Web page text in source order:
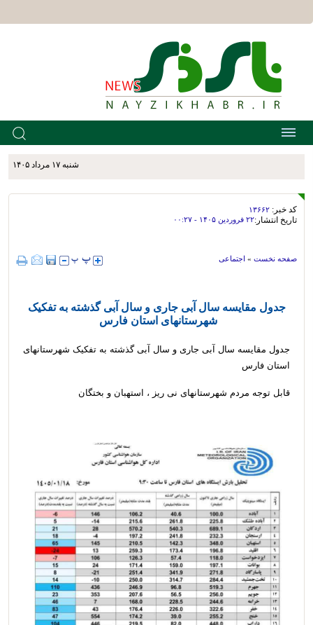
شنبه ۱۷ مرداد ۱۴۰۵
کد خبر: ۱۳۶۶۲
تاریخ انتشار:۲۲ فروردين ۱۴۰۵ - ۰۰:۲۷
صفحه نخست » اجتماعی
جدول مقایسه سال آبی جاری و سال آبی گذشته به تفکیک
شهرستانهای استان فارس
جدول مقایسه سال آبی جاری و سال آبی گذشته به تفکیک شهرستانهای
استان فارس
قابل توجه مردم شهرستانهای نی ریز ، استهبان و بختگان